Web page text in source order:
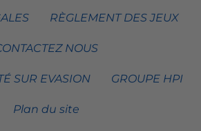
RÈGLEMENT DES JEUX
NOUS
SUR EVASION GROUPE HPI
Plan du site